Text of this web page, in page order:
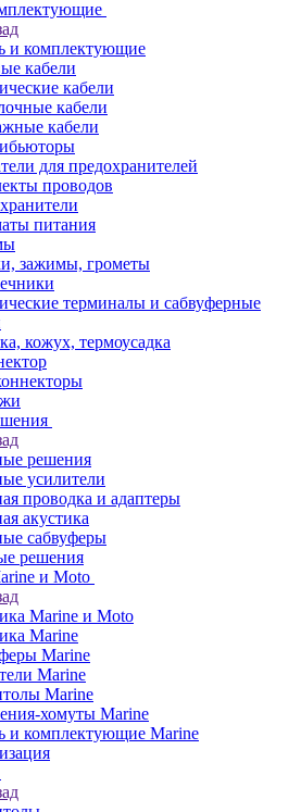
и комплектующие
кабели
кабели
кабели
кабели
для предохранителей
проводов
питания
зажимы, грометы
терминалы и сабвуферные
кожух, термоусадка
решения
усилители
проводка и адаптеры
акустика
сабвуферы
решения
и Moto
Marine и Moto
Marine
Marine
Marine
Marine
хомуты Marine
и комплектующие Marine